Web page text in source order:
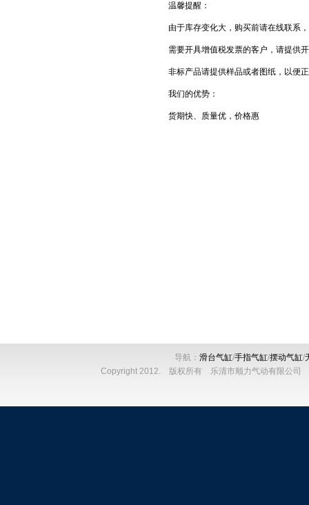
温馨提醒：
由于库存变化大，购买前请在线联系
需要开具增值税发票的客户，请提供
非标产品请提供样品或者图纸，以便
我们的优势：
货期快、质量优，价格惠
导航：滑台气缸/手指气缸/摆动气缸/
Copyright 2012. 版权所有 乐清市顺力气动有限公司